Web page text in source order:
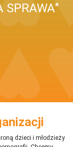
SPRAWA"
dzieci i młodzieży